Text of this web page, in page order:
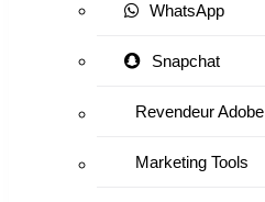
WhatsApp
Snapchat
Revendeur Adobe
Marketing Tools